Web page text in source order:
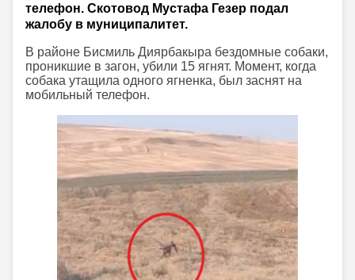
телефон. Скотовод Мустафа Гезер подал
жалобу в муниципалитет.
В районе Бисмиль Диярбакыра бездомные собаки,
проникшие в загон, убили 15 ягнят. Момент, когда
собака утащила одного ягненка, был заснят на
мобильный телефон.